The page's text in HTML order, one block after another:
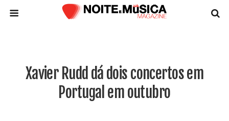
Xavier Rudd dá dois concertos em
Portugal em outubro